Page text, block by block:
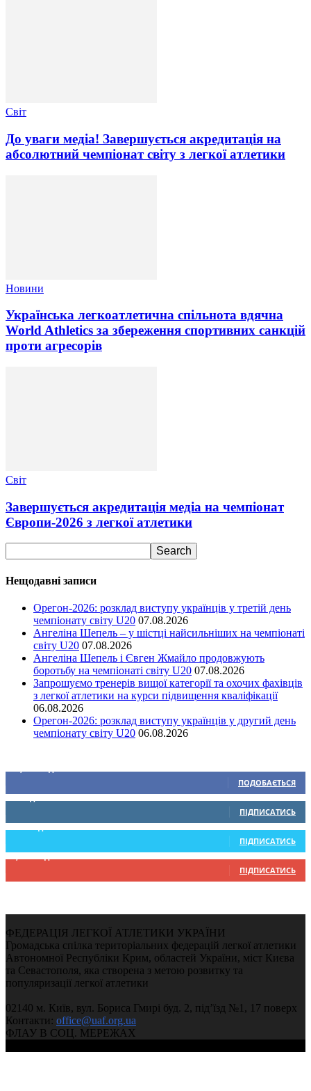
Світ
До уваги медіа! Завершується акредитація на
абсолютний чемпіонат світу з легкої атлетики
Новини
Українська легкоатлетична спільнота вдячна
World Athletics за збереження спортивних санкцій
проти агресорів
Світ
Завершується акредитація медіа на чемпіонат
Європи-2026 з легкої атлетики
Нещодавні записи
Орегон-2026: розклад виступу українців у третій день
чемпіонату світу U20 07.08.2026
Ангеліна Шепель – у шістці найсильніших на чемпіонаті
світу U20 07.08.2026
Ангеліна Шепель і Євген Жмайло продовжують
боротьбу на чемпіонаті світу U20 07.08.2026
Запрошуємо тренерів вищої категорії та охочих фахівців
з легкої атлетики на курси підвищення кваліфікації
06.08.2026
Орегон-2026: розклад виступу українців у другий день
чемпіонату світу U20 06.08.2026
ПОДОБАЄТЬСЯ
0 Підписників
ПІДПИСАТИСЬ
234 Підписників
ПІДПИСАТИСЬ
9,370 Підписників
ПІДПИСАТИСЬ
ФЕДЕРАЦІЯ ЛЕГКОЇ АТЛЕТИКИ УКРАЇНИ
Громадська спілка територіальних федерацій легкої атлетики
Автономної Республіки Крим, областей України, міст Києва
та Севастополя, яка створена з метою розвитку та
популяризації легкої атлетики
02140 м. Київ, вул. Бориса Гмирі буд. 2, під’їзд №1, 17 поверх
Контакти: office@uaf.org.ua
ФЛАУ В СОЦ. МЕРЕЖАХ